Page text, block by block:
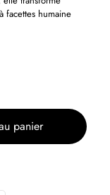
facettes humaine
panier